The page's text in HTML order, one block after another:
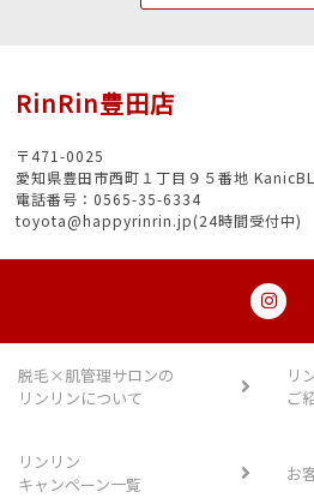
RinRin豊田店
〒471-0025
愛知県豊田市西町１丁目９５番地
電話番号：0565-35-6334
toyota@happyrinrin.jp(24時間受付中)
脱毛×肌管理サロンの
リンリンについて
リ
ご
リンリン
キャンペーン一覧
お